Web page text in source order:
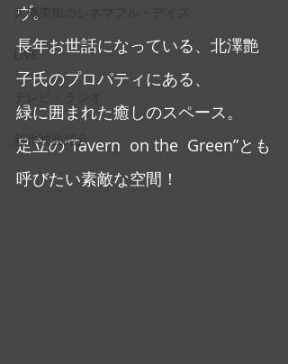
大橋美加のシネマフル・デイズ
LIVE
新作映画紹介
ヴ。
長年お世話になっている、北澤艶
子氏のプロパティにある、
緑に囲まれた癒しのスペース。
足立の”Tavern  on the  Green”とも
呼びたい素敵な空間！